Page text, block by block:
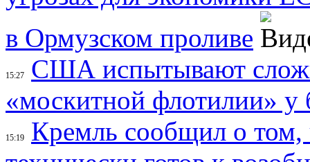
в Ормузском проливе
15:27
США испытывают
«москитной флотилии» у
15:19
Кремль сообщил о том,